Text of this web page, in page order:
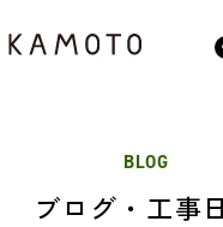
BLOG
ブログ・工事